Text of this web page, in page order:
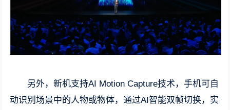
另外，新机支持AI Motion Capture技术，手机可自
动识别场景中的人物或物体，通过AI智能双帧切换，实